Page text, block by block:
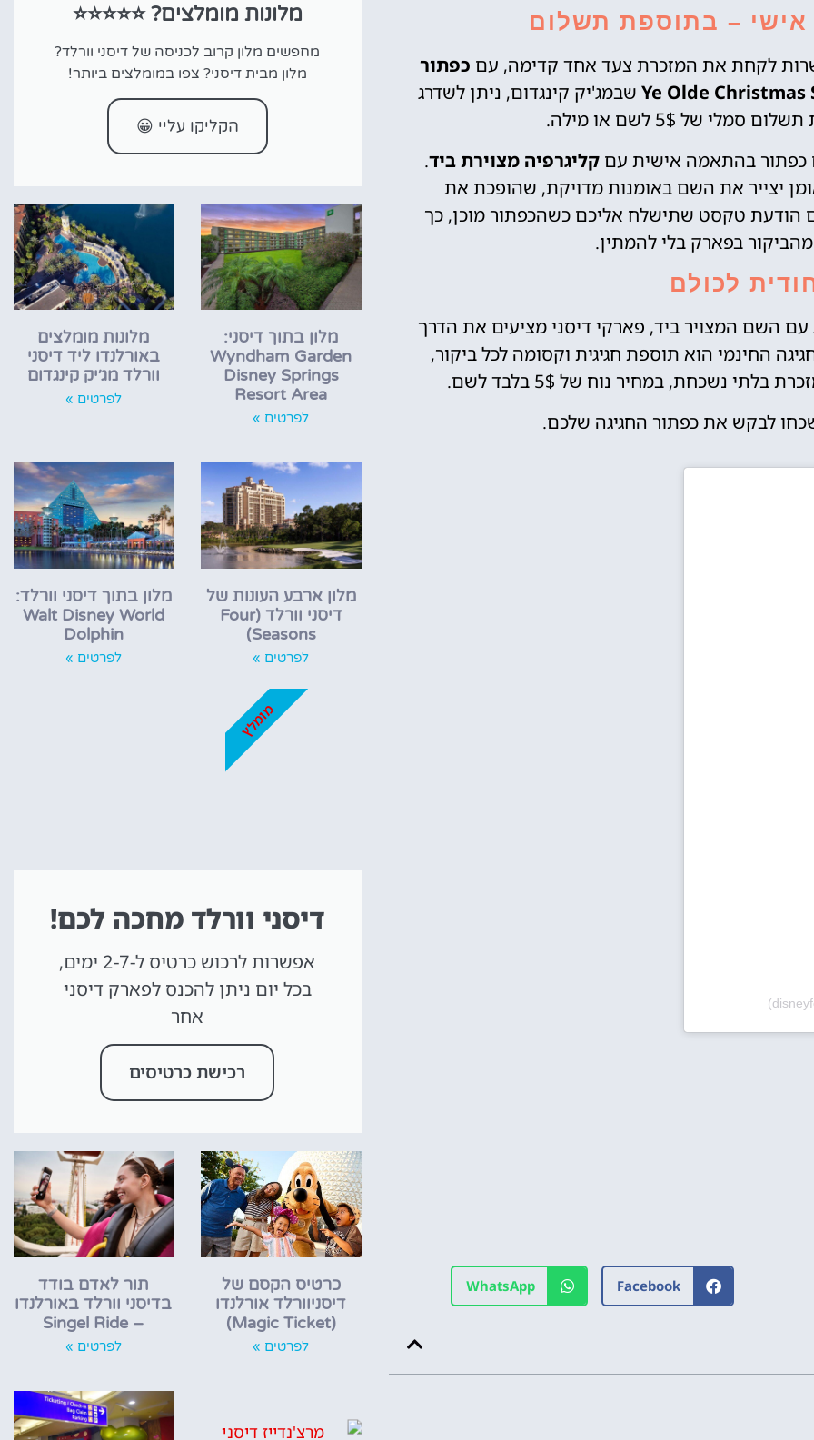
אישי – בתוספת תשלום
לקחת את המזכרת צעד אחד קדימה, עם כפתור
Ye Olde Christmas שבמג'יק קינגדום, ניתן לשדרג
של 5$ לשם או מילה.
כפתור בהתאמה אישית עם קליגרפיה מצוירת ביד.
יצייר את השם באומנות מדויקת, שהופכת את
הודעת טקסט שתישלח אליכם כשהכפתור מוכן, כך
בפארק בלי להמתין.
לכולם
עם השם המצויר ביד, פארקי דיסני מציעים את הדרך
החינמי הוא תוספת חגיגית וקסומה לכל ביקור,
נשכחת, במחיר נוח של 5$ בלבד לשם.
לבקש את כפתור החגיגה שלכם.
Facebook
WhatsApp
מלונות מומלצים? ⭐⭐⭐⭐⭐
מחפשים מלון קרוב לכניסה של דיסני וורלד?
מלון מבית דיסני? צפו במומלצים ביותר!
הקליקו עליי 😀
מלון בתוך דיסני:
Wyndham Garden
Disney Springs
Resort Area
לפרטים »
מלונות מומלצים
באורלנדו ליד דיסני
וורלד מג׳יק קינגדום
לפרטים »
מלון ארבע העונות של
דיסני וורלד (Four
Seasons)
לפרטים »
מלון בתוך דיסני וורלד:
Walt Disney World
Dolphin
לפרטים »
דיסני וורלד מחכה לכם!
אפשרות לרכוש כרטיס ל-2-7 ימים,
בכל יום ניתן להכנס לפארק דיסני
אחר
רכישת כרטיסים
מומלץ
כרטיס הקסם של
דיסניוורלד אורלנדו
(Magic Ticket)
לפרטים »
תור לאדם בודד
בדיסני וורלד באורלנדו
– Singel Ride
לפרטים »